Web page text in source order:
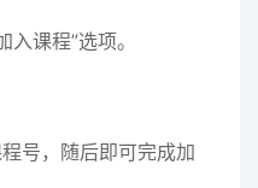
课程”选项。
号，随后即可完成加